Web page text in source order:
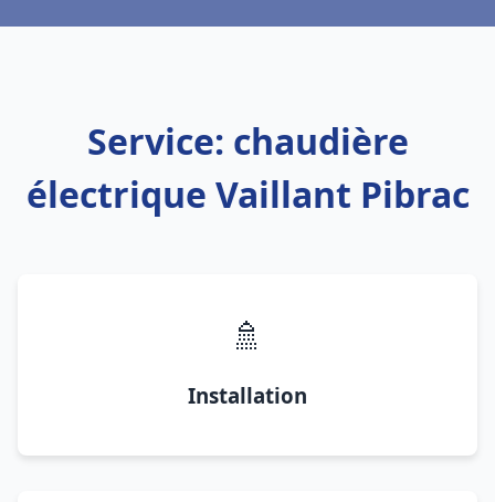
Service: chaudière
électrique Vaillant Pibrac
🚿
Installation